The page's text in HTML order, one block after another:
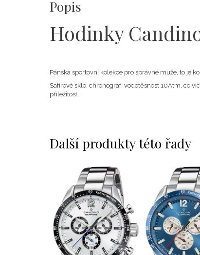
Popis
Hodinky
Pánská sportovní kolekce pro správné muže, to je
Safírové sklo, chronograf, vodotěsnost 10Atm, co
příležitost.
Další produkty této řady